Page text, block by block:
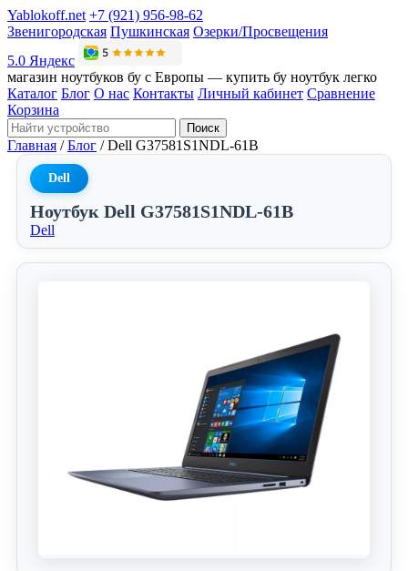
Yablokoff.net +7 (921) 956-98-62
Звенигородская Пушкинская Озерки/Просвещения
5.0 Яндекс
магазин ноутбуков бу с Европы — купить бу ноутбук легко
Каталог Блог О нас Контакты Личный кабинет Сравнение
Корзина
Поиск
Главная / Блог / Dell G37581S1NDL-61B
Dell
Ноутбук Dell G37581S1NDL-61B
Dell